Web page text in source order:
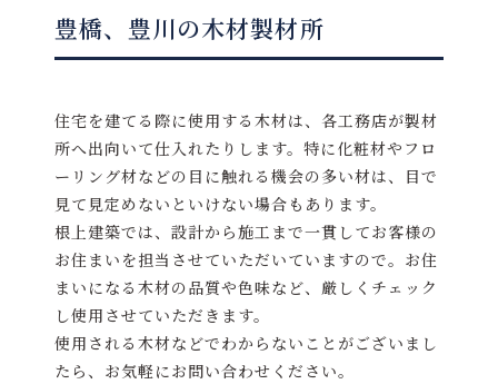
豊橋、豊川の木材製材所
住宅を建てる際に使用する木材は、各工務店が製材
所へ出向いて仕入れたりします。特に化粧材やフロ
ーリング材などの目に触れる機会の多い材は、目で
見て見定めないといけない場合もあります。
根上建築では、設計から施工まで一貫してお客様の
お住まいを担当させていただいていますので。お住
まいになる木材の品質や色味など、厳しくチェック
し使用させていただきます。
使用される木材などでわからないことがございまし
たら、お気軽にお問い合わせください。